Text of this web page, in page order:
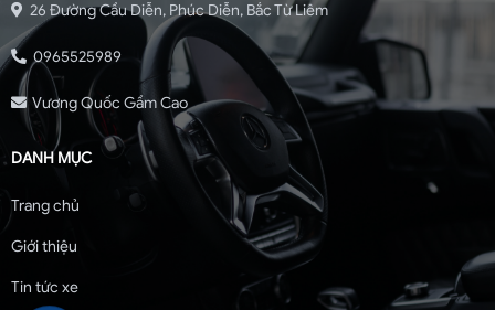
26 Đường Cầu Diễn, Phúc Diễn, Bắc Từ Liêm
0965525989
Vương Quốc Gầm Cao
DANH MỤC
Trang chủ
Giới thiệu
Tin tức xe